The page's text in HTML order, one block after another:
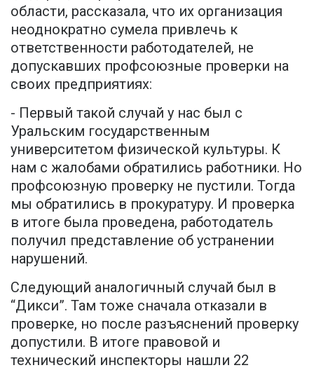
области, рассказала, что их организация
неоднократно сумела привлечь к
ответственности работодателей, не
допускавших профсоюзные проверки на
своих предприятиях:
- Первый такой случай у нас был с
Уральским государственным
университетом физической культуры. К
нам с жалобами обратились работники. Но
профсоюзную проверку не пустили. Тогда
мы обратились в прокуратуру. И проверка
в итоге была проведена, работодатель
получил представление об устранении
нарушений.
Следующий аналогичный случай был в
“Дикси”. Там тоже сначала отказали в
проверке, но после разъяснений проверку
допустили. В итоге правовой и
технический инспекторы нашли 22